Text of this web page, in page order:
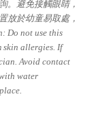
。避免接觸眼睛，
放於幼童易取處，
Do not use this
skin allergies. If
Avoid contact
water